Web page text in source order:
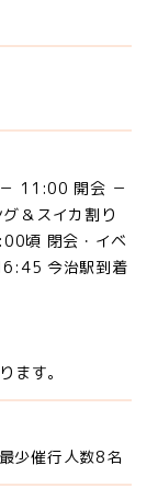
11:00 開会 －
＆スイカ割り
頃 閉会・イベ
今治駅到着
ます。
少催行人数8名